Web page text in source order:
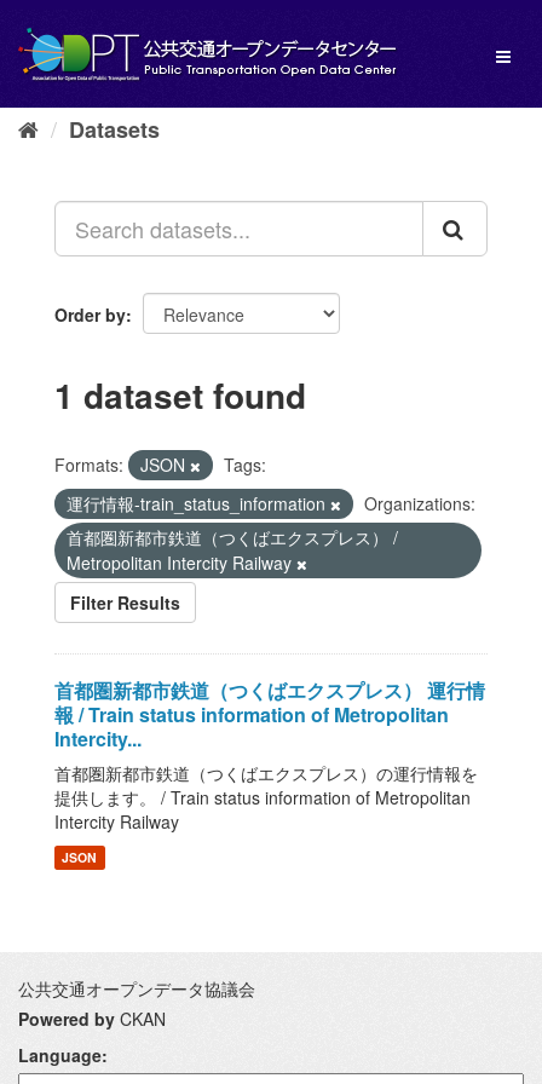
content
Datasets
Order by
1 dataset found
Formats: JSON
Tags:
運行情報-train_status_information
Organizations:
首都圏新都市鉄道（つくばエクスプレス） /
Metropolitan Intercity Railway
Filter Results
首都圏新都市鉄道（つくばエクスプレス） 運行情
報 / Train status information of Metropolitan
Intercity...
首都圏新都市鉄道（つくばエクスプレス）の運行情報を
提供します。 / Train status information of Metropolitan
Intercity Railway
JSON
公共交通オープンデータ協議会
Powered by CKAN
Language